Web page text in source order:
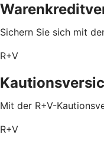
Sichern Sie sich mit
R+V
Mit der R+V-
R+V